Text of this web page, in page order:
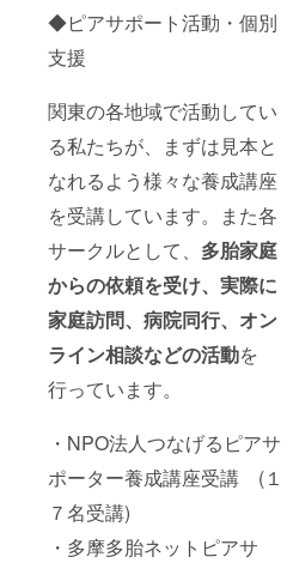
◆ピアサポート活動・個別
支援
関東の各地域で活動してい
る私たちが、まずは見本と
なれるよう様々な養成講座
を受講しています。また各
サークルとして、 多胎家庭
からの依頼を受け、実際に
家庭訪問、病院同行、オン
ライン相談などの活動を
行っています。
・NPO法人つなげるピアサ
ポーター養成講座受講 (１
７名受講)
・多摩多胎ネットピアサ